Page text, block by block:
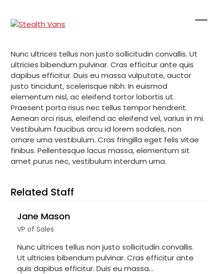
content
Nunc ultrices tellus non justo sollicitudin convallis. Ut
ultricies bibendum pulvinar. Cras efficitur ante quis
dapibus efficitur. Duis eu massa vulputate, auctor
justo tincidunt, scelerisque nibh. In euismod
elementum nisl, ac eleifend tortor lobortis ut.
Praesent porta risus nec tellus tempor hendrerit.
Aenean orci risus, eleifend ac eleifend vel, varius in mi.
Vestibulum faucibus arcu id lorem sodales, non
ornare urna vestibulum. Cras fringilla eget felis vitae
finibus. Pellentesque lacus massa, elementum sit
amet purus nec, vestibulum interdum urna.
Related Staff
Jane Mason
VP of Sales
Nunc ultrices tellus non justo sollicitudin convallis.
Ut ultricies bibendum pulvinar. Cras efficitur ante
quis dapibus efficitur. Duis eu massa…